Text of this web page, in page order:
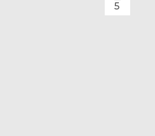
5